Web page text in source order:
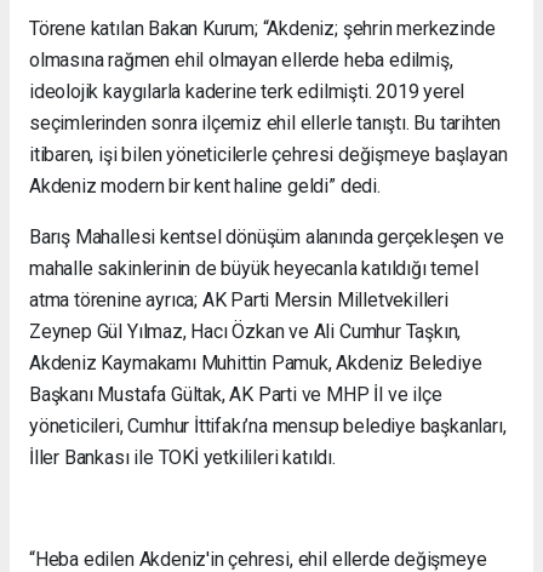
Törene katılan Bakan Kurum; “Akdeniz; şehrin merkezinde
olmasına rağmen ehil olmayan ellerde heba edilmiş,
ideolojik kaygılarla kaderine terk edilmişti. 2019 yerel
seçimlerinden sonra ilçemiz ehil ellerle tanıştı. Bu tarihten
itibaren, işi bilen yöneticilerle çehresi değişmeye başlayan
Akdeniz modern bir kent haline geldi” dedi.
Barış Mahallesi kentsel dönüşüm alanında gerçekleşen ve
mahalle sakinlerinin de büyük heyecanla katıldığı temel
atma törenine ayrıca; AK Parti Mersin Milletvekilleri
Zeynep Gül Yılmaz, Hacı Özkan ve Ali Cumhur Taşkın,
Akdeniz Kaymakamı Muhittin Pamuk, Akdeniz Belediye
Başkanı Mustafa Gültak, AK Parti ve MHP İl ve ilçe
yöneticileri, Cumhur İttifakı’na mensup belediye başkanları,
İller Bankası ile TOKİ yetkilileri katıldı.
“Heba edilen Akdeniz'in çehresi, ehil ellerde değişmeye